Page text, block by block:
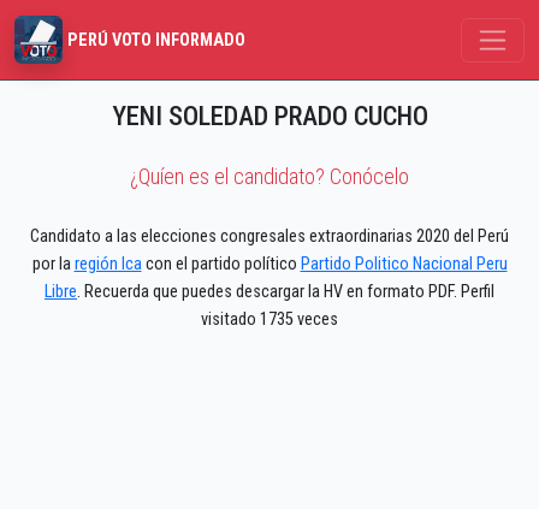
PERÚ VOTO INFORMADO
YENI SOLEDAD PRADO CUCHO
¿Quíen es el candidato? Conócelo
Candidato a las elecciones congresales extraordinarias 2020 del Perú
por laregión Icacon el partido político Partido Politico Nacional Peru
Libre. Recuerda que puedes descargar la HV en formato PDF. Perfil
visitado 1735 veces